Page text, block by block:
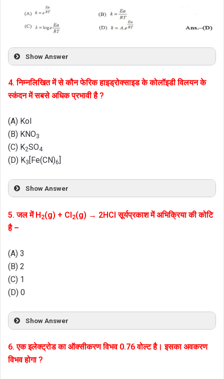
Show Answer
4. निम्नलिखित में से कौन फेरिक हाइड्रोक्साइड के कोलॉइडी विलयन के
स्कंदन में सबसे अधिक प्रभावी है ?
(A) Kol
(B) KNO3
(C) K2SO4
(D) K3 [Fe(CN)6
Show Answer
5. जल में H2(g) + Cl2(g) → 2HCl सूर्यप्रकाश में अभिक्रिया की कोटि
है –
(A) 3
(B) 2
(C) 1
(D) 0
Show Answer
6. एक इलेक्ट्रोड का ऑक्सीकरण विभव 0.76 वोल्ट है। इसका अवकरण
विभव होगा ?